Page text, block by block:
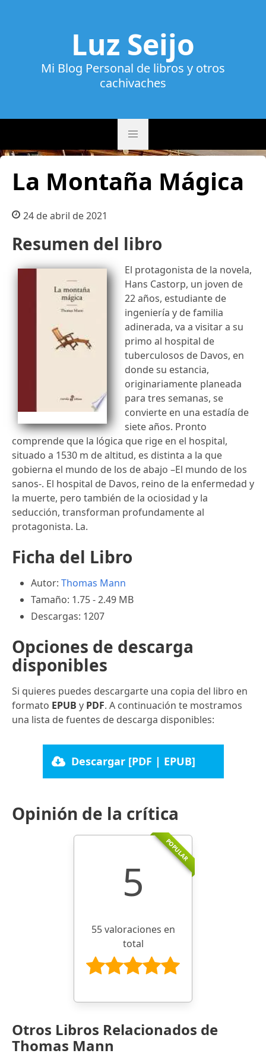
Luz Seijo
Mi Blog Personal de libros y otros
cachivaches
La Montaña Mágica
24 de abril de 2021
Resumen del libro
El protagonista de la novela,
Hans Castorp, un joven de
22 años, estudiante de
ingeniería y de familia
adinerada, va a visitar a su
primo al hospital de
tuberculosos de Davos, en
donde su estancia,
originariamente planeada
para tres semanas, se
convierte en una estadía de
siete años. Pronto
comprende que la lógica que rige en el hospital,
situado a 1530 m de altitud, es distinta a la que
gobierna el mundo de los de abajo –El mundo de los
sanos-. El hospital de Davos, reino de la enfermedad y
la muerte, pero también de la ociosidad y la
seducción, transforman profundamente al
protagonista. La.
Ficha del Libro
Autor: Thomas Mann
Tamaño: 1.75 - 2.49 MB
Descargas: 1207
Opciones de descarga
disponibles
Si quieres puedes descargarte una copia del libro en
formato EPUB y PDF. A continuación te mostramos
una lista de fuentes de descarga disponibles:
Descargar [PDF | EPUB]
Opinión de la crítica
POPULAR
5
55 valoraciones en
total
Otros Libros Relacionados de
Thomas Mann